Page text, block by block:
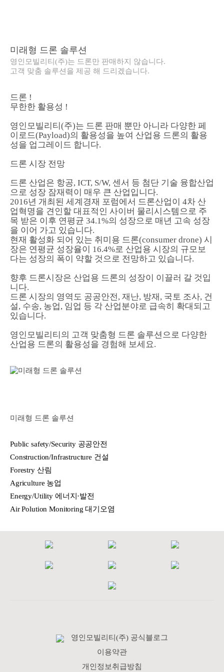
미래형 드론 솔루션
Public safety/Security 공공안전
Construction/Infrastructure 건설
Forestry 산림
Agriculture 농업
Energy/Utility 에너지·발전
Air Polution Monitoring 대기오염
미래형 드론 솔루션
영인모빌리티(주)는 드론만 판매하지 않습니다.
고객 맞춤 솔루션을 제공 해 드리겠습니다.
드론 !
무한한 활용성 !
영인모빌리티(주)는 드론 판매 뿐만 아니라 다양한 페
이로드(Payload)의 활용성을 높여 산업용 드론의 활용
성을 업그레이드 합니다.
드론 시장 전망
드론 산업은 항공, ICT, S/W, 센서 등 첨단 기술 융합산업
으로 성장 잠재력이 매우 큰 산업입니다.
2016년 개최된 세계경재 포럼에서 드론산업이 4차 산
업혁명을 견인할 대표적인 사이버 물리시스템으로 주
목 받은 이후 연평균 34.1%의 성장으로 매년 고속 성장
을 이어 가고 있습니다.
현재 활성화 되어 있는 취미용 드론(consumer drone) 시
장은 연평균 성장율이 16.4%로 산업용 시장의 규모보
다는 성장의 폭이 약할 것으로 전망하고 있습니다.
향후 드론시장은 산업용 드론의 성장이 이끌러 갈 것입
니다.
드론 시장의 영역도 공공안전, 재난, 방재, 국토 조사, 건
설, 수송, 농업, 임업 등 각 산업분야로 급속히 확대되고
있습니다.
영인모빌리티의 고객 맞춤형 드론 솔루션으로 다양한
산업용 드론의 활용성을 경험해 보세요.
영인모빌리티(주) 공식블로그
이용약관
개인정보취급방침